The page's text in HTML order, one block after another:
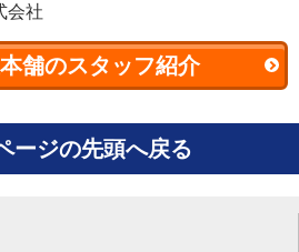
会社
舗のスタッフ紹介
ージの先頭へ戻る